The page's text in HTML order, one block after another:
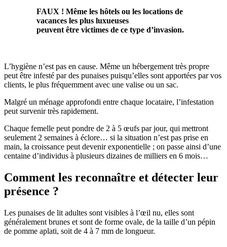
FAUX ! Même les hôtels ou les locations de
vacances les plus luxueuses
peuvent être victimes de ce type d’invasion.
L’hygiène n’est pas en cause. Même un hébergement très propre
peut être infesté par des punaises puisqu’elles sont apportées par vos
clients, le plus fréquemment avec une valise ou un sac.
Malgré un ménage approfondi entre chaque locataire, l’infestation
peut survenir très rapidement.
Chaque femelle peut pondre de 2 à 5 œufs par jour, qui mettront
seulement 2 semaines à éclore… si la situation n’est pas prise en
main, la croissance peut devenir exponentielle ; on passe ainsi d’une
centaine d’individus à plusieurs dizaines de milliers en 6 mois…
Comment les reconnaître et détecter leur
présence ?
Les punaises de lit adultes sont visibles à l’œil nu, elles sont
généralement brunes et sont de forme ovale, de la taille d’un pépin
de pomme aplati, soit de 4 à 7 mm de longueur.